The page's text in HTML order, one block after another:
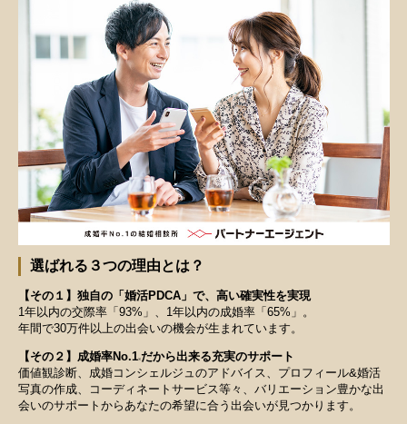
選ばれる３つの理由とは？
【その１】独自の「婚活PDCA」で、高い確実性を実現
1年以内の交際率「93%」、1年以内の成婚率「65%」。
年間で30万件以上の出会いの機会が生まれています。
【その２】成婚率No.1※だから出来る充実のサポート
価値観診断、成婚コンシェルジュのアドバイス、プロフィール&婚活
写真の作成、コーディネートサービス等々、バリエーション豊かな出
会いのサポートからあなたの希望に合う出会いが見つかります。